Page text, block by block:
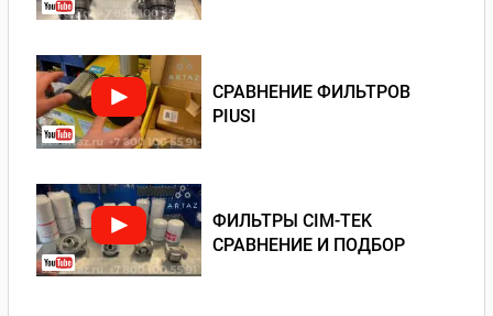
СРАВНЕНИЕ ФИЛЬТРОВ
PIUSI
ФИЛЬТРЫ CIM-TEK
СРАВНЕНИЕ И ПОДБОР